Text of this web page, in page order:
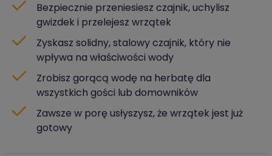
Bezpiecznie przeniesiesz czajnik, uchylisz
gwizdek i przelejesz wrzątek
Zyskasz solidny, stalowy czajnik, który nie
wpływa na właściwości wody
Zrobisz gorącą wodę na herbatę dla
wszystkich gości lub domowników
Zawsze w porę usłyszysz, że wrzątek jest już
gotowy